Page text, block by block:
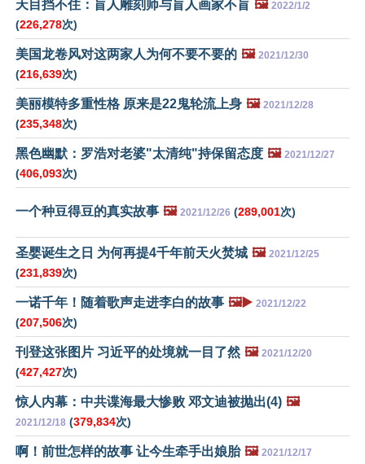
天目挡不住：盲人雕刻师与盲人画家不盲 🖼️ 2022/1/2
(226,278次)
美国龙卷风对这两家人为何不要不要的 🖼️ 2021/12/30
(216,639次)
美丽模特多重性格 原来是22鬼轮流上身 🖼️ 2021/12/28
(235,348次)
黑色幽默：罗浩对老婆"太清纯"持保留态度 🖼️ 2021/12/27
(406,093次)
一个种豆得豆的真实故事 🖼️ 2021/12/26 (289,001次)
圣婴诞生之日 为何再提4千年前天火焚城 🖼️ 2021/12/25
(231,839次)
一诺千年！随着歌声走进李白的故事 🖼️▶️ 2021/12/22
(207,506次)
刊登这张图片 习近平的处境就一目了然 🖼️ 2021/12/20
(427,427次)
惊人内幕：中共谍海最大惨败 邓文迪被抛出(4) 🖼️
2021/12/18 (379,834次)
啊！前世怎样的故事 让今生牵手出娘胎 🖼️ 2021/12/17